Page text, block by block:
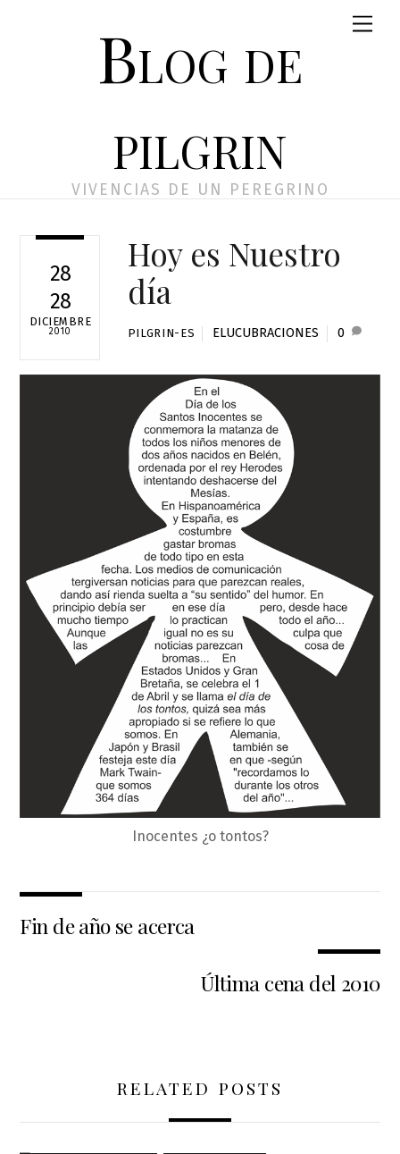
Blog de
pilgrin
VIVENCIAS DE UN PEREGRINO
28
28
DICIEMBRE
2010
Hoy es Nuestro
día
PILGRIN-ES ELUCUBRACIONES 0
Inocentes ¿o tontos?
Fin de año se acerca
Última cena del 2010
RELATED POSTS